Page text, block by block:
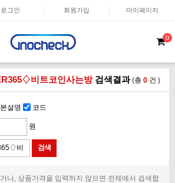
로그인 회원가입 마이페이지
0
비트코인사는방검색결과(총 0 건 )
설명 코드
원
나, 상품가격을 입력하지 않으면 전체에서 검색합